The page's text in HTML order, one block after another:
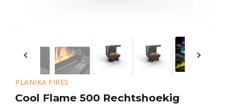
PLANIKA FIRES
Cool Flame 500 Rechtshoekig